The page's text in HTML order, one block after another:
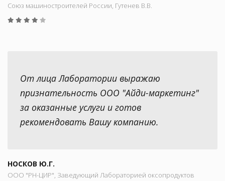
Союз машиностроителей России, Гутенев В.В.
От лица Лаборатории выражаю
признательность ООО "Айди-маркетинг"
за оказанные услуги и готов
рекомендовать Вашу компанию.
НОСКОВ Ю.Г.
ООО "РН-ЦИР", Заведующий Лабораторией оксопродуктов